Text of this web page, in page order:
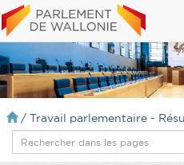
/ Travail parlementaire -